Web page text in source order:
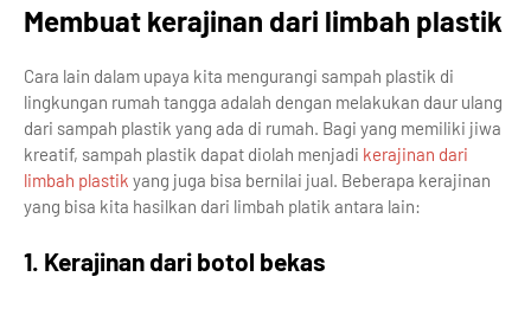
Membuat kerajinan dari limbah plastik
Cara lain dalam upaya kita mengurangi sampah plastik di
lingkungan rumah tangga adalah dengan melakukan daur ulang
dari sampah plastik yang ada di rumah. Bagi yang memiliki jiwa
kreatif, sampah plastik dapat diolah menjadi kerajinan dari
limbah plastik yang juga bisa bernilai jual. Beberapa kerajinan
yang bisa kita hasilkan dari limbah platik antara lain:
1. Kerajinan dari botol bekas